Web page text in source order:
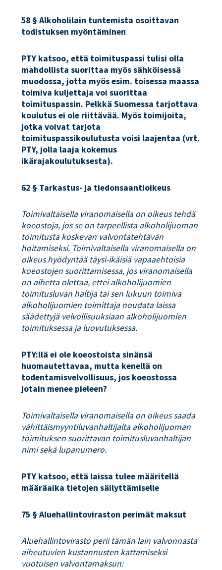
58 § Alkoholilain tuntemista osoittavan
todistuksen myöntäminen
PTY katsoo, että toimituspassi tulisi olla
mahdollista suorittaa myös sähköisessä
muodossa, jotta myös esim. toisessa maassa
toimiva kuljettaja voi suorittaa
toimituspassin. Pelkkä Suomessa tarjottava
koulutus ei ole riittävää. Myös toimijoita,
jotka voivat tarjota
toimituspassikoulutusta voisi laajentaa (vrt.
PTY, jolla laaja kokemus
ikärajakoulutuksesta).
62 § Tarkastus- ja tiedonsaantioikeus
Toimivaltaisella viranomaisella on oikeus tehdä
koeostoja, jos se on tarpeellista alkoholijuoman
toimitusta koskevan valvontatehtävän
hoitamiseksi. Toimivaltaisella viranomaisella on
oikeus hyödyntää täysi-ikäisiä vapaaehtoisia
koeostojen suorittamisessa, jos viranomaisella
on aihetta olettaa, ettei alkoholijuomien
toimitusluvan haltija tai sen lukuun toimiva
alkoholijuomien toimittaja noudata laissa
säädettyjä velvollisuuksiaan alkoholijuomien
toimituksessa ja luovutuksessa.
PTY:llä ei ole koeostoista sinänsä
huomautettavaa, mutta kenellä on
todentamisvelvollisuus, jos koeostossa
jotain menee pieleen?
Toimivaltaisella viranomaisella on oikeus saada
vähittäismyyntiluvanhaltijalta alkoholijuoman
toimituksen suorittavan toimitusluvanhaltijan
nimi sekä lupanumero.
PTY katsoo, että laissa tulee määritellä
määräaika tietojen säilyttämiselle
75 § Aluehallintoviraston perimät maksut
Aluehallintovirasto perii tämän lain valvonnasta
aiheutuvien kustannusten kattamiseksi
vuotuisen valvontamaksun: